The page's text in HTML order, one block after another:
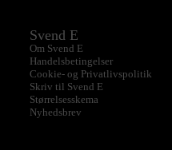
Svend E
Om Svend E
Handelsbetingelser
Cookie- og Privatlivspolitik
Skriv til Svend E
Størrelsesskema
Nyhedsbrev